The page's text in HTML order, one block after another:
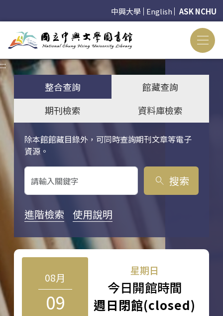
中興大學 English ASK NCHU
:::
整合查詢
館藏查詢
期刊檢索
資料庫檢索
除本館館藏目錄外，可同時查詢期刊文章等電子
資源。
關鍵字搜尋
search 搜索
進階檢索 使用說明
08月
09
星期日
今日開館時間
週日閉館(closed)